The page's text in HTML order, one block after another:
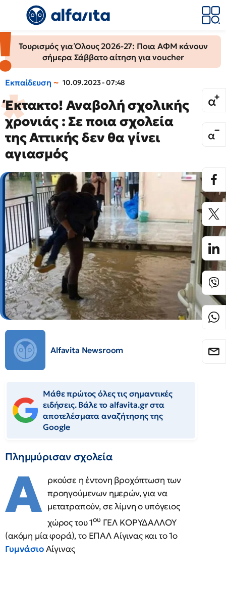
Τουρισμός για Όλους 2026-27: Ποια ΑΦΜ κάνουν
σήμερα Σάββατο αίτηση για voucher
Εκπαίδευση 10.09.2023 - 07:48
Έκτακτο! Αναβολή σχολικής
χρονιάς : Σε ποια σχολεία
της Αττικής δεν θα γίνει
αγιασμός
Alfavita Newsroom
Μάθε πρώτος όλες τις σημαντικές
ειδήσεις. Βάλε το alfavita.gr στα
αποτελέσματα αναζήτησης της
Google
Πλημμύρισαν σχολεία
Α ρκούσε η έντονη βροχόπτωση των
προηγούμενων ημερών, για να
μετατραπούν, σε λίμνη ο υπόγειος
χώρος του 1ου ΓΕΛ ΚΟΡΥΔΑΛΛΟΥ
(ακόμη μία φορά), το ΕΠΑΛ Αίγινας και το 1ο
ΓυμνάσιοΑίγινας